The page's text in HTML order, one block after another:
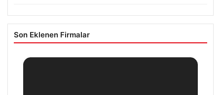
Son Eklenen Firmalar